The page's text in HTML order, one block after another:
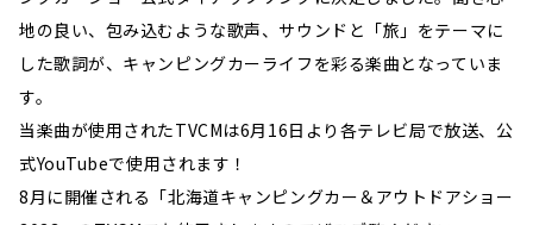
地の良い、包み込むような歌声、サウンドと「旅」をテーマに
した歌詞が、キャンピングカーライフを彩る楽曲となっていま
す。
当楽曲が使用されたTVCMは6月16日より各テレビ局で放送、公
式YouTubeで使用されます！
8月に開催される「北海道キャンピングカー＆アウトドアショー